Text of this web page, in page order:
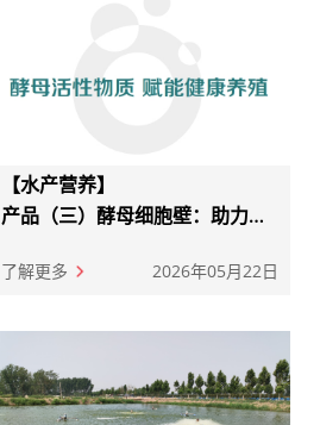
【水产营养】
产品（三）酵母细胞壁：助力水
了解更多 2026年05月22日